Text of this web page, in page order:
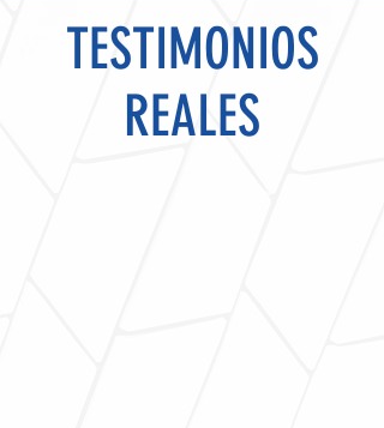
TESTIMONIOS
REALES